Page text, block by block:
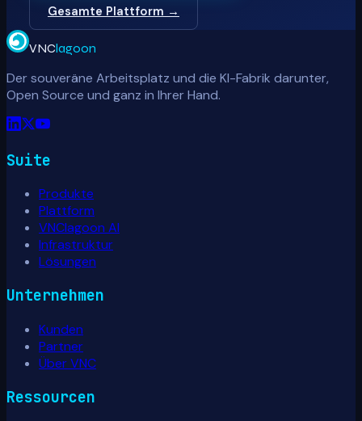
Gesamte Plattform →
VNClagoon
Der souveräne Arbeitsplatz und die KI-Fabrik darunter,
Open Source und ganz in Ihrer Hand.
Suite
Produkte
Plattform
VNClagoon AI
Infrastruktur
Lösungen
Unternehmen
Kunden
Partner
Über VNC
Ressourcen